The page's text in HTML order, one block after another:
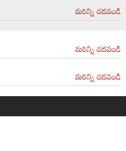
మరిన్ని చదవండి
మరిన్ని చదవండి
మరిన్ని చదవండి